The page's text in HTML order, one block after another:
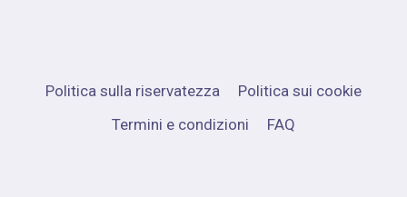
Politica sulla riservatezza
Politica sui cookie
Termini e condizioni
FAQ